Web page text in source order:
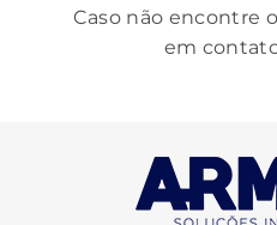
Caso não encontre
em